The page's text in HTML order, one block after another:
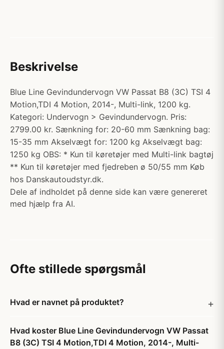
Beskrivelse
Blue Line Gevindundervogn VW Passat B8 (3C) TSI 4
Motion,TDI 4 Motion, 2014-, Multi-link, 1200 kg.
Kategori: Undervogn > Gevindundervogn. Pris:
2799.00 kr. Sænkning for: 20-60 mm Sænkning bag:
15-35 mm Akselvægt for: 1200 kg Akselvægt bag:
1250 kg OBS: * Kun til køretøjer med Multi-link bagtøj
** Kun til køretøjer med fjedreben ø 50/55 mm Køb
hos Danskautoudstyr.dk.
Dele af indholdet på denne side kan være genereret
med hjælp fra AI.
Ofte stillede spørgsmål
Hvad er navnet på produktet?
Hvad koster Blue Line Gevindundervogn VW Passat
B8 (3C) TSI 4 Motion,TDI 4 Motion, 2014-, Multi-